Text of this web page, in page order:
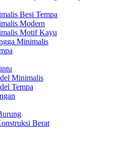
Besi Tempa
Modern
Motif Kayu
Minimalis
Minimalis
Tempa
Berat